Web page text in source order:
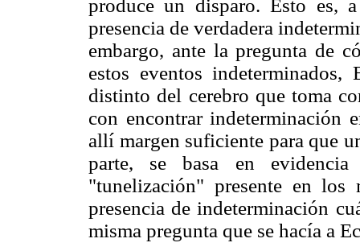
produce un disparo. Esto es,
presencia de verdadera
embargo, ante la pregunta de
estos eventos
distinto del cerebro que toma
con encontrar indeterminación
allí margen suficiente para que
parte, se basa en
"tunelización" presente en los
presencia de indeterminación
misma pregunta que se hacía a